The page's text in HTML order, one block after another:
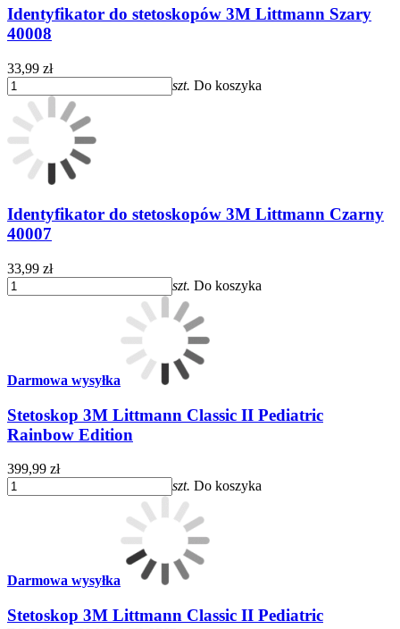
Identyfikator do stetoskopów 3M Littmann Szary
40008
33,99 zł
szt. Do koszyka
Identyfikator do stetoskopów 3M Littmann Czarny
40007
33,99 zł
szt. Do koszyka
Darmowa wysyłka
Stetoskop 3M Littmann Classic II Pediatric
Rainbow Edition
399,99 zł
szt. Do koszyka
Darmowa wysyłka
Stetoskop 3M Littmann Classic II Pediatric